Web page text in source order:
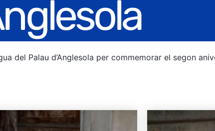
del Palau d’Anglesola per commemorar el segon